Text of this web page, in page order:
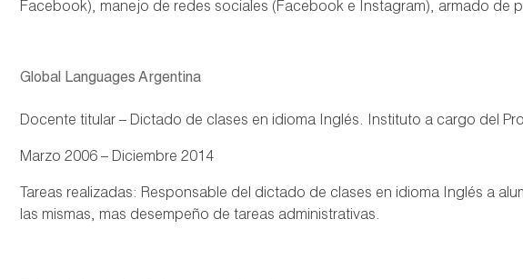
Facebook), manejo de redes sociales (Facebook e Instagram), armado de
Global Languages Argentina
Docente titular – Dictado de clases en idioma Inglés. Instituto a cargo del
Marzo 2006 – Diciembre 2014
Tareas realizadas: Responsable del dictado de clases en idioma Inglés a
las mismas, mas desempeño de tareas administrativas.